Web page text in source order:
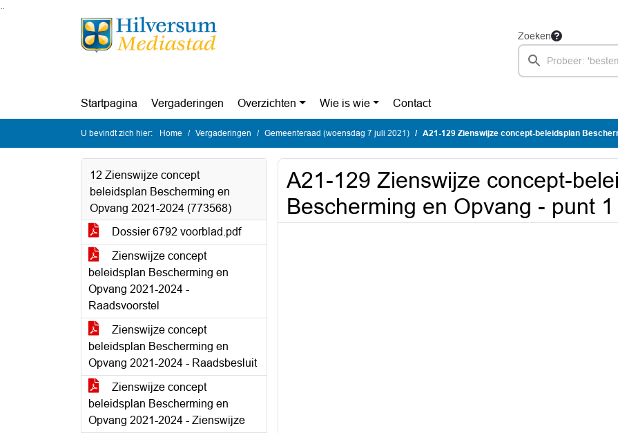
Ga naar de inhoud van deze pagina
Ga naar het zoeken
Ga naar het menu
Zoeken
Startpagina Vergaderingen Overzichten Wie is wie Contact
U bevindt zich hier: Home Vergaderingen Gemeenteraad (woensdag 7 juli 2021) A21-129 Zienswijze concept-beleidsplan Bescherming en
12 Zienswijze concept
beleidsplan Bescherming en
Opvang 2021-2024 (773568)
Dossier 6792 voorblad.pdf
Zienswijze concept
beleidsplan Bescherming en
Opvang 2021-2024 -
Raadsvoorstel
Zienswijze concept
beleidsplan Bescherming en
Opvang 2021-2024 - Raadsbesluit
Zienswijze concept
beleidsplan Bescherming en
Opvang 2021-2024 - Zienswijze
A21-129 Zienswijze concept-
Bescherming en Opvang - punt